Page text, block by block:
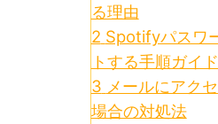
る理由
2 Spotifyパスワ
トする手順ガイド
3 メールにアク
場合の対処法